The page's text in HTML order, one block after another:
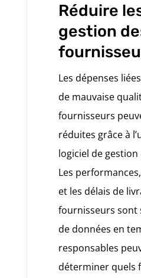
Réduire
gestion
Les dépenses
de mauvaise
fournisseurs
réduites grâce à
logiciel de
Les
et les délais de
fournisseurs sont
de données en
responsables
déterminer quels